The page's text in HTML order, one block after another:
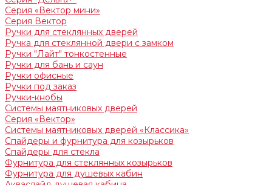
Серия «Вектор мини»
Серия Вектор
Ручки для стеклянных дверей
Ручка для стеклянной двери с замком
Ручки "Лайт" тонкостенные
Ручки для бань и саун
Ручки офисные
Ручки под заказ
Ручки-кнобы
Системы маятниковых дверей
Серия «Вектор»
Системы маятниковых дверей «Классика»
Спайдеры и фурнитура для козырьков
Спайдеры для стекла
Фурнитура для стеклянных козырьков
Фурнитура для душевых кабин